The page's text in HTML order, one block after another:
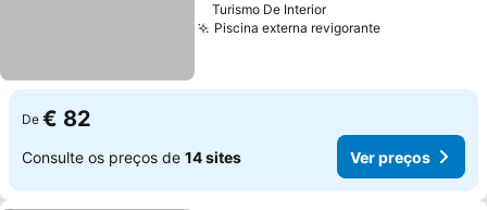
Turismo De Interior
Piscina externa revigorante
De € 82
Consulte os preços de 14 sites Ver preços